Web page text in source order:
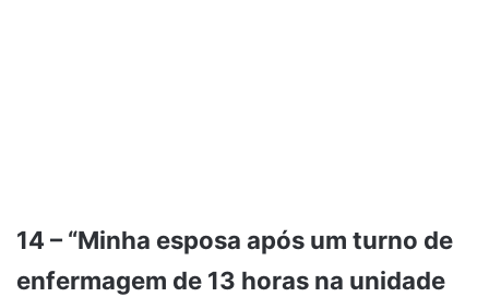
14 – “Minha esposa após um turno de
enfermagem de 13 horas na unidade